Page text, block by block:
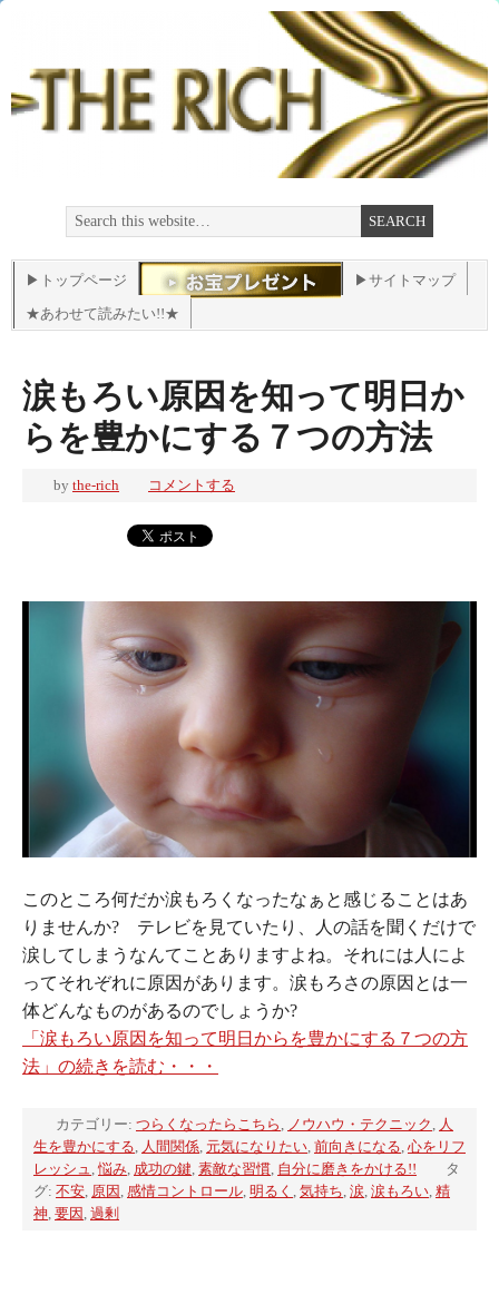
▶トップページ
▶サイトマップ
★あわせて読みたい!!★
涙もろい原因を知って明日か
らを豊かにする７つの方法
by the-rich コメントする
このところ何だか涙もろくなったなぁと感じることはあ
りませんか? テレビを見ていたり、人の話を聞くだけで
涙してしまうなんてことありますよね。それには人によ
ってそれぞれに原因があります。涙もろさの原因とは一
体どんなものがあるのでしょうか?
「涙もろい原因を知って明日からを豊かにする７つの方
法」の続きを読む・・・
カテゴリー: つらくなったらこちら ノウハウ・テクニック
人
生を豊かにする
人間関係 元気になりたい 前向きになる 心をリフ
レッシュ ,悩み 成功の鍵 素敵な習慣 自分に磨きをかける!!
タ
グ: 不安 原因 感情コントロール 明るく 気持ち 涙 涙もろい 精
神 要因 過剰